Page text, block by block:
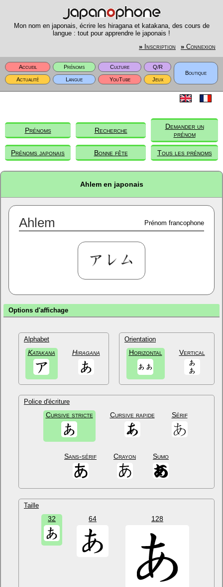
Mon nom en japonais, écrire les hiragana et katakana, des cours de
langue : tout pour apprendre le japonais !
» Inscription » Connexion
Accueil Prénoms Culture
Q/R
Boutique
Actualité
Langue YouTube Jeux
Prénoms Recherche
Demander un
prénom
Prénoms japonais Bonne fête Tous les prénoms
Ahlem en japonais
Ahlem Prénom francophone
Options d'affichage
Alphabet
Katakana Hiragana
Orientation
Horizontal Vertical
Police d'écriture
Cursive stricte Cursive rapide Sérif
Sans-sérif Crayon Sumo
Taille
32 64 128